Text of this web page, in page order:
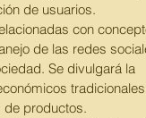
de usuarios.
con
de las redes
Se divulgará la
de productos.